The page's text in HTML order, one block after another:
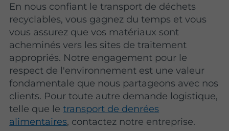
En nous confiant le transport de déchets
recyclables, vous gagnez du temps et vous
vous assurez que vos matériaux sont
acheminés vers les sites de traitement
appropriés. Notre engagement pour le
respect de l'environnement est une valeur
fondamentale que nous partageons avec nos
clients. Pour toute autre demande logistique,
telle que letransport de denrées
alimentaires, contactez notre entreprise.